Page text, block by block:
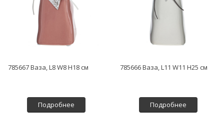
785667 Ваза, L8 W8 H18 см
Подробнее
785666 Ваза, L11 W11 H25 см
Подробнее